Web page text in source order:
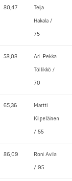
80,47 Teija
Hakala /
75
58,08 Ari-Pekka
Töllikkö /
70
65,36 Martti
Kilpeläinen
/ 55
86,09 Roni Avila
/ 95